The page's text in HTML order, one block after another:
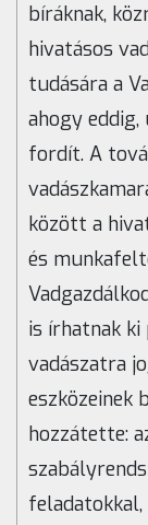
bíráknak,
hivatásos
tudására a
ahogy
fordít. A
között a
és
is írhatnak
vadászatra
eszközeinek
hozzátette: